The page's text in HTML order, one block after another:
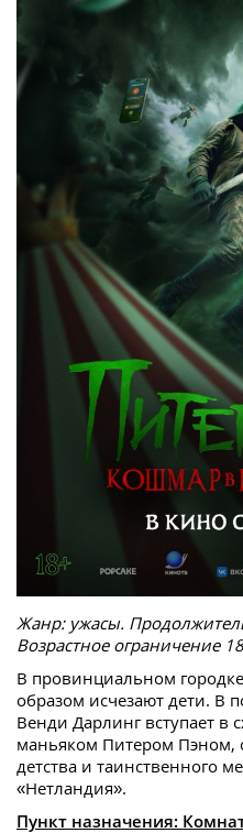
Жанр: ужасы.
Возрастное ограничение
В провинциальном
образом исчезают дети. В
Венди Дарлинг вступает в
маньяком Питером
детства и таинственного
«Нетландия».
Пункт назначения: